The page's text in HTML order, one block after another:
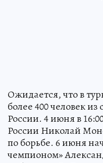
Ожидается, что в
более 400 человек
России. 4 июня в
России Николай
по борьбе. 6 июня
чемпионом»